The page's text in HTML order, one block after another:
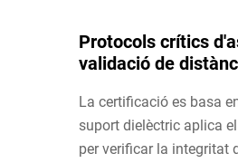
Protocols crítics
validació de
La certificació es basa
suport dielèctric aplica
per verificar la integritat